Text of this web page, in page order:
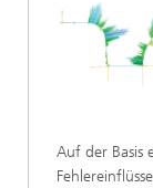
Auf der Basis